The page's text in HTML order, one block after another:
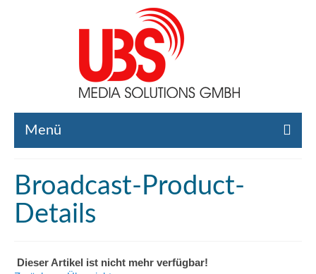
Menü
Liste gebrauchte Broadcast-Technik
Broadcast-Product-
Details
Dieser Artikel ist nicht mehr verfügbar!